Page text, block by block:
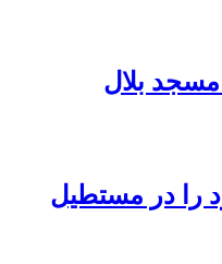
مسجد بلال
را در مستطیل